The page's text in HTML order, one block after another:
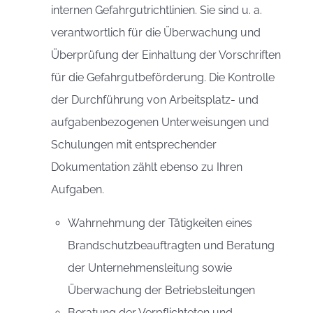
internen Gefahrgutrichtlinien. Sie sind u. a.
verantwortlich für die Überwachung und
Überprüfung der Einhaltung der Vorschriften
für die Gefahrgutbeförderung. Die Kontrolle
der Durchführung von Arbeitsplatz- und
aufgabenbezogenen Unterweisungen und
Schulungen mit entsprechender
Dokumentation zählt ebenso zu Ihren
Aufgaben.
Wahrnehmung der Tätigkeiten eines
Brandschutzbeauftragten und Beratung
der Unternehmensleitung sowie
Überwachung der Betriebsleitungen